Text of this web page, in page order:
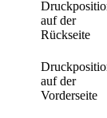
auf der
Rückseite
auf der
Vorderseite